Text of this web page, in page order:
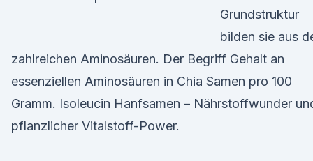
Grundstruktur
bilden sie aus
zahlreichen Aminosäuren. Der Begriff Gehalt an
essenziellen Aminosäuren in Chia Samen pro 100
Gramm. Isoleucin Hanfsamen – Nährstoffwunder
pflanzlicher Vitalstoff-Power.